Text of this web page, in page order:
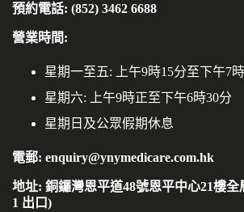
預約電話: (852) 3462 6688
營業時間:
星期一至五: 上午9時15分至下午7
星期六: 上午9時正至下午6時30分
星期日及公眾假期休息
電郵: enquiry@ynymedicare.com.hk
地址: 銅鑼灣恩平道48號恩平中心21樓全
1 出口)